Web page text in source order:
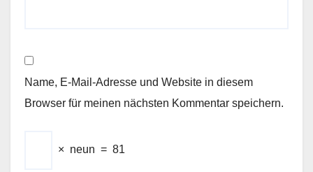
Name, E-Mail-Adresse und Website in diesem
Browser für meinen nächsten Kommentar speichern.
× neun = 81